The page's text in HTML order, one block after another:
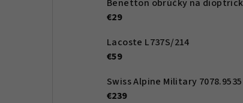
€29
Lacoste L737S/214
€59
Swiss Alpine Military 7078.9535
€239